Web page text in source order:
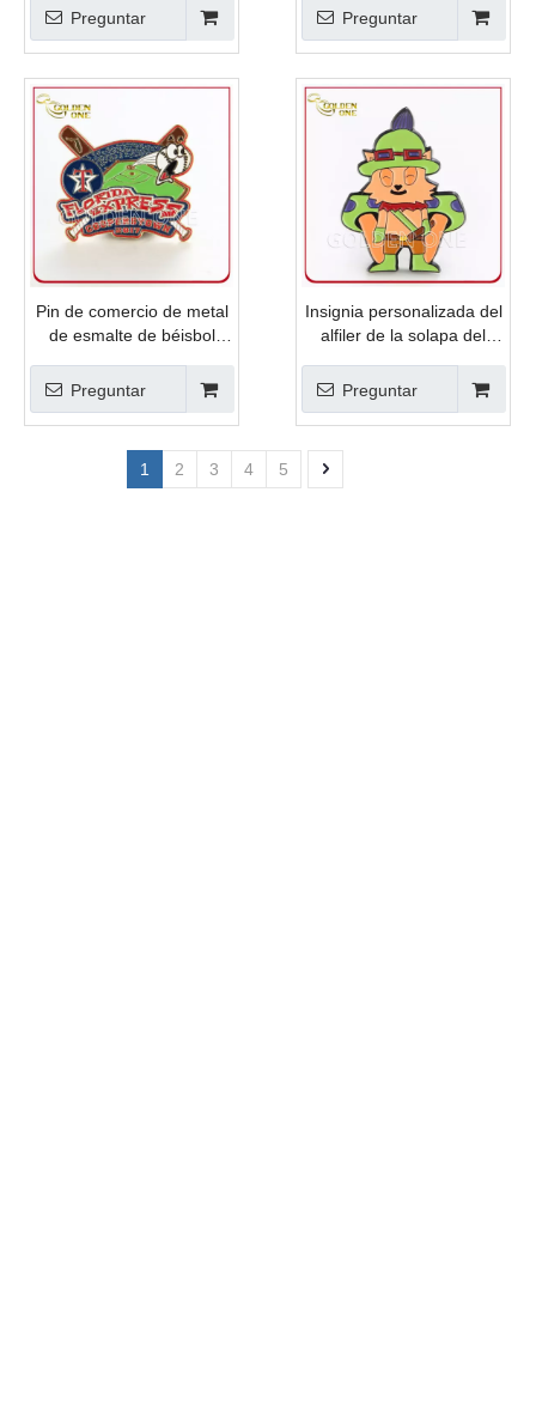
de oro
Preguntar
en relieve
Preguntar
Pin de comercio de metal
de esmalte de béisbol
Preguntar
Insignia personalizada del
alfiler de la solapa del
metal
Preguntar
1 2 3 4 5